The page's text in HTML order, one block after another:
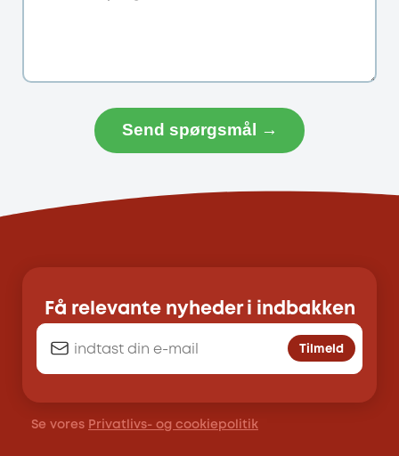
Send spørgsmål →
Få relevante nyheder i indbakken
Tilmeld
Se vores Privatlivs- og cookiepolitik